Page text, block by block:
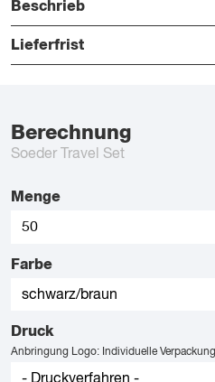
Beschrieb
Lieferfrist
Berechnung
Soeder Travel Set
Menge
Farbe
Druck
Anbringung Logo: Individuelle Verpackung